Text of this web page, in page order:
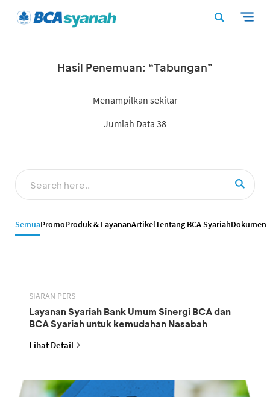
Hasil Penemuan: “Tabungan”
Menampilkan sekitar
Jumlah Data 38
SemuaPromoProduk & LayananArtikelTentang BCA SyariahDokumen
SIARAN PERS
Layanan Syariah Bank Umum Sinergi BCA dan
BCA Syariah untuk kemudahan Nasabah
Lihat Detail